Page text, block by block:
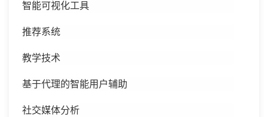
智能可视化工具
推荐系统
教学技术
基于代理的智能用户辅助
社交媒体分析